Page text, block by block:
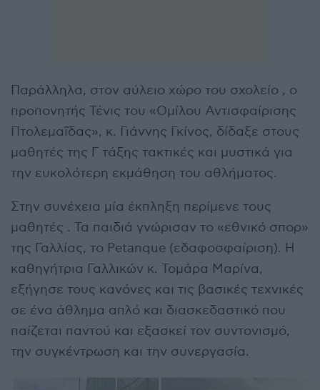
Παράλληλα, στον αύλειο χώρο του σχολείο , ο
προπονητής Τένις του «Ομίλου Αντισφαίρισης
Πτολεμαΐδας», κ. Γιάννης Γκίνος, δίδαξε στους
μαθητές της Γ τάξης τακτικές και μυστικά για
την ευκολότερη εκμάθηση του αθλήματος.
Στην συνέχεια μία έκπληξη περίμενε τους
μαθητές . Τα παιδιά γνώρισαν το «εθνικό σπορ»
της Γαλλίας, το Petanque (εδαφοσφαίριση). Η
καθηγήτρια Γαλλικών κ. Τομάρα Μαρίνα,
εξήγησε τους κανόνες και τις βασικές τεχνικές
σε ένα άθλημα απλό και διασκεδαστικό που
παίζεται παντού και εξασκεί τον συντονισμό,
την συγκέντρωση και την συνεργασία.